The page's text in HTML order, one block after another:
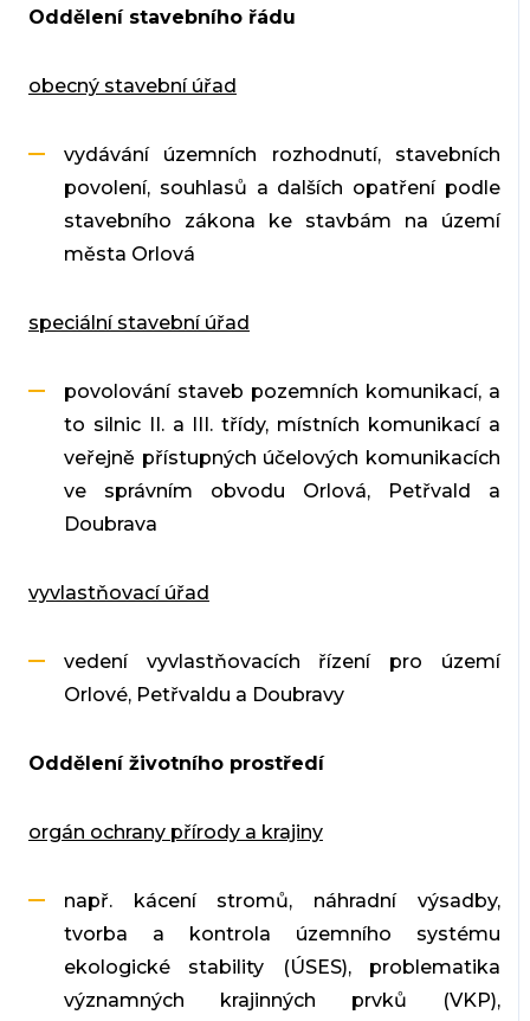
Oddělení stavebního řádu
obecný stavební úřad
vydávání územních rozhodnutí, stavebních
povolení, souhlasů a dalších opatření podle
stavebního zákona ke stavbám na území
města Orlová
speciální stavební úřad
povolování staveb pozemních komunikací, a
to silnic II. a III. třídy, místních komunikací a
veřejně přístupných účelových komunikacích
ve správním obvodu Orlová, Petřvald a
Doubrava
vyvlastňovací úřad
vedení vyvlastňovacích řízení pro území
Orlové, Petřvaldu a Doubravy
Oddělení životního prostředí
orgán ochrany přírody a krajiny
např. kácení stromů, náhradní výsadby,
tvorba a kontrola územního systému
ekologické stability (ÚSES), problematika
významných krajinných prvků (VKP),